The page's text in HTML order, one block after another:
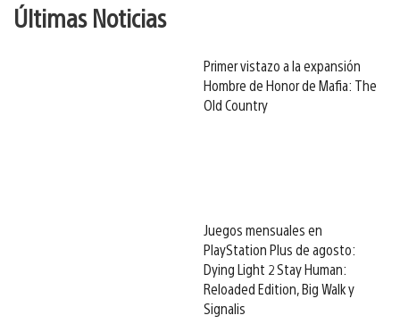
Últimas Noticias
Primer vistazo a la expansión
Hombre de Honor de Mafia: The
Old Country
Juegos mensuales en
PlayStation Plus de agosto:
Dying Light 2 Stay Human:
Reloaded Edition, Big Walk y
Signalis